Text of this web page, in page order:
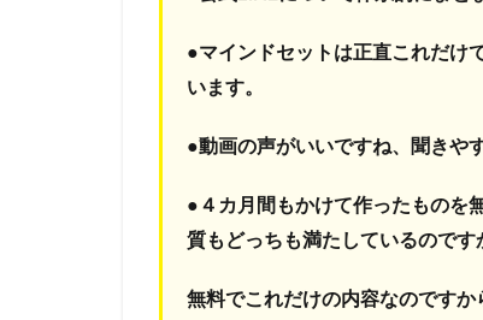
●マインドセットは正直これだけ
います。
●動画の声がいいですね、聞きや
●４カ月間もかけて作ったものを
質もどっちも満たしているのです
無料でこれだけの内容なのです